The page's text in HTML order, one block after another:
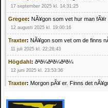
17 september 2025 kl. 14:31:25
Gregee: NÃ¥gon som vet hur man
12 augusti 2025 kl. 19:00:16
Traxter: NÃ¥gon som vet om de finns
11 juli 2025 kl. 22:28:43
Högdahl: ðªð¼ðªð¼ðªð¼
12 juni 2025 kl. 23:53:36
Traxter: Morgon pÃ¥ er. Finns det
Mrhandsome:SÃ¶ker defekta/trasiga